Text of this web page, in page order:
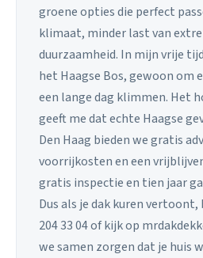
groene opties die perfect
klimaat, minder last van
duurzaamheid. In mijn vrije
het Haagse Bos, gewoon om
een lange dag klimmen. Het
geeft me dat echte Haagse
Den Haag bieden we gratis
voorrijkosten en een
gratis inspectie en tien jaar
Dus als je dak kuren
204 33 04 of kijk op
we samen zorgen dat je huis